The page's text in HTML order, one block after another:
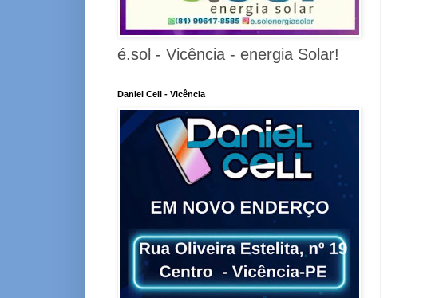
é.sol - Vicência - energia Solar!
Daniel Cell - Vicência